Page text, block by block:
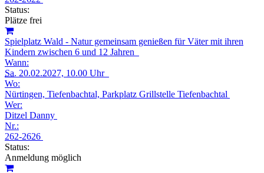
Status:
Plätze frei
Spielplatz Wald - Natur gemeinsam genießen für Väter mit ihren
Kindern zwischen 6 und 12 Jahren
Wann:
Sa. 20.02.2027, 10.00 Uhr
Wo:
Nürtingen, Tiefenbachtal, Parkplatz Grillstelle Tiefenbachtal
Wer:
Ditzel Danny
Nr.:
262-2626
Status:
Anmeldung möglich